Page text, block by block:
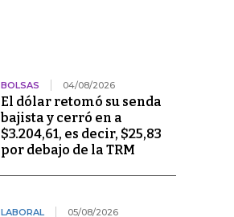
BOLSAS 04/08/2026
El dólar retomó su senda
bajista y cerró en a
$3.204,61, es decir, $25,83
por debajo de la TRM
LABORAL 05/08/2026